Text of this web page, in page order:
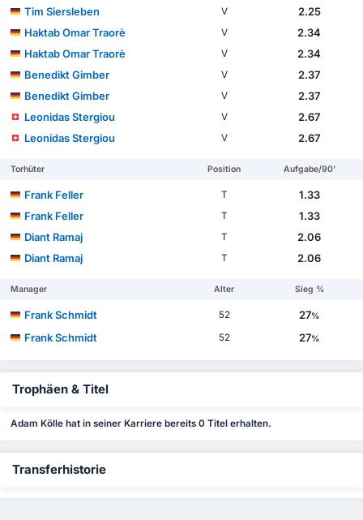
Tim Siersleben
V
2.25
Haktab Omar Traorè
V
2.34
Haktab Omar Traorè
V
2.34
Benedikt Gimber
V
2.37
Benedikt Gimber
V
2.37
Leonidas Stergiou
V
2.67
Leonidas Stergiou
V 2.67
Torhüter Position Aufgabe/90'
Frank Feller T
1.33
Frank Feller
T
1.33
Diant Ramaj
T
2.06
Diant Ramaj
T 2.06
Manager Alter Sieg %
Frank Schmidt 52 27%
Frank Schmidt 52 27%
Trophäen & Titel
Adam Kölle hat in seiner Karriere bereits 0 Titel erhalten.
Transferhistorie